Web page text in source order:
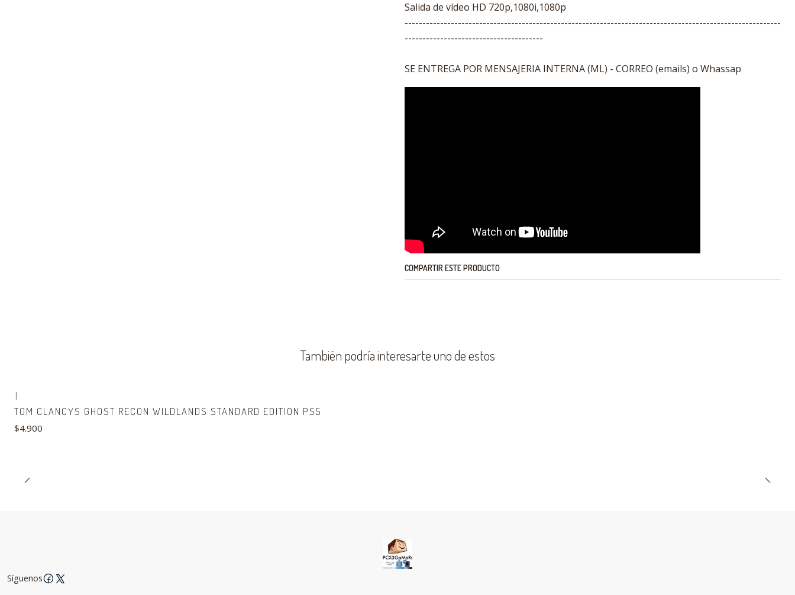
Salida de vídeo HD 720p,1080i,1080p
----------------------------------------------------------------------------------------------------------
---------------------------------------
SE ENTREGA POR MENSAJERIA INTERNA (ML) - CORREO (emails) o Whassap
COMPARTIR ESTE PRODUCTO
También podría interesarte uno de estos
|
TOM CLANCYS GHOST RECON WILDLANDS STANDARD EDITION PS5
$4.900
Síguenos